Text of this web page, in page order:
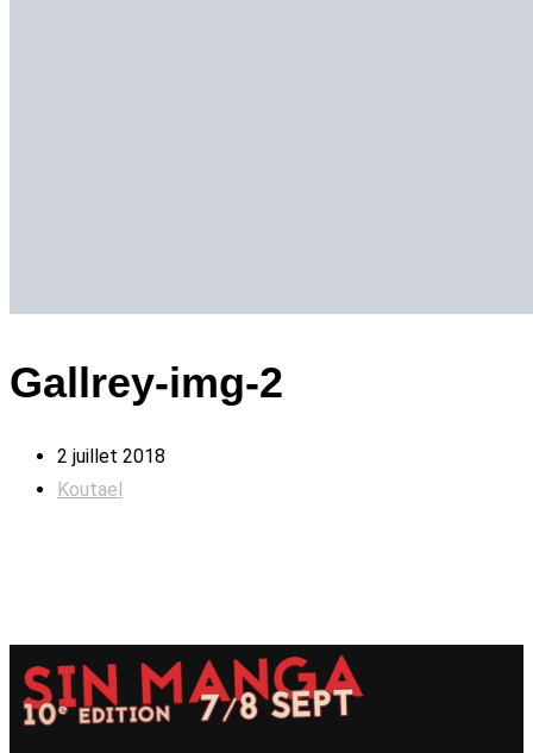
Gallrey-img-2
2 juillet 2018
Koutael